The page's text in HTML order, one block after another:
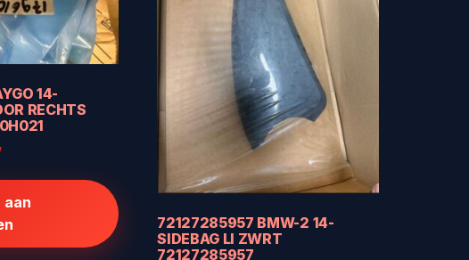
14-
RECHTS
aan
72127285957 BMW-2 14-
SIDEBAG LI ZWRT
72127285957